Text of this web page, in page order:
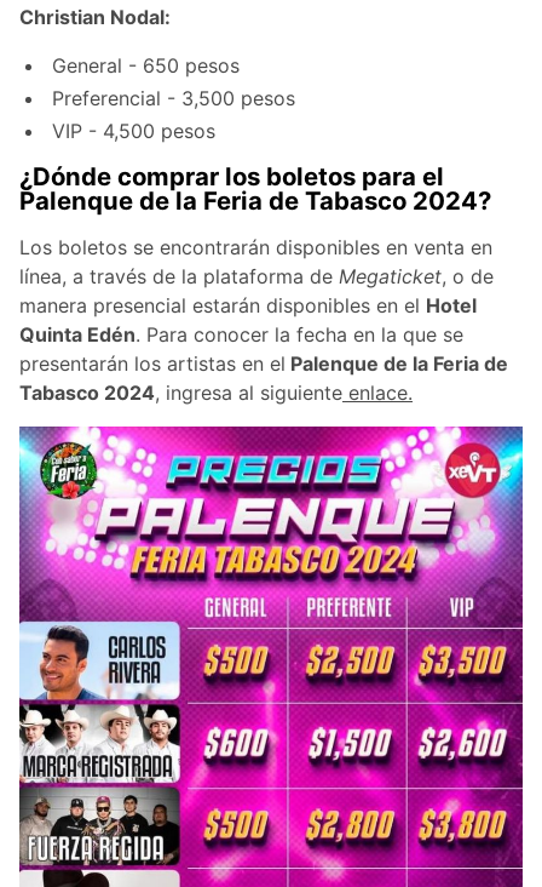
Christian Nodal:
General - 650 pesos
Preferencial - 3,500 pesos
VIP - 4,500 pesos
¿Dónde comprar los boletos para el
Palenque de la Feria de Tabasco 2024?
Los boletos se encontrarán disponibles en venta en
línea, a través de la plataforma de Megaticket, o de
manera presencial estarán disponibles en el Hotel
Quinta Edén. Para conocer la fecha en la que se
presentarán los artistas en el Palenque de la Feria de
Tabasco 2024, ingresa al siguiente enlace.